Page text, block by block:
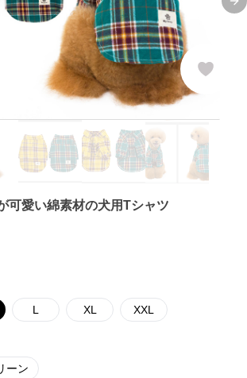
可愛い綿素材の犬用Tシャツ
L XL XXL
ーン